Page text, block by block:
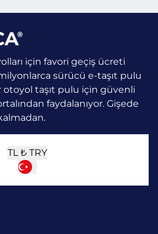
için favori geçiş ücreti
milyonlarca sürücü e-taşıt pulu
otoyol taşıt pulu için güvenli
faydalanıyor. Gişede
TL ₺ TRY